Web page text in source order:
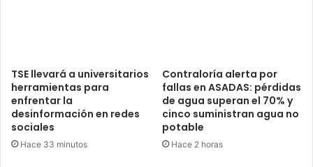
TSE llevará a universitarios
herramientas para
enfrentar la
desinformación en redes
sociales
Hace 33 minutos
Contraloría alerta por
fallas en ASADAS: pérdidas
de agua superan el 70% y
cinco suministran agua no
potable
Hace 2 horas